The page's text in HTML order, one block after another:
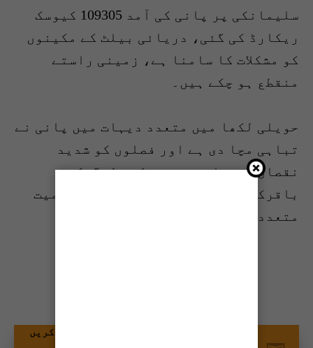
سلیمانکی پر پانی کی آمد 109305 کیوسک
ریکارڈ کی گئی، دریائی بیلٹ کے مکینوں
کو مشکلات کا سامنا ہے، زمینی راستے
منقطع ہو چکے ہیں۔
حویلی لکھا میں متعدد دیہات میں پانی نے
تباہی مچا دی ہے اور فصلوں کو شدید
نقصان پہنچا ہے، سوجیکی، لنگرکے،
باقرکے مہار، پانامہار، درازکے سمیت
متعدد دیہات زیر آب آ گئے ہیں۔
گوگل نیوز پر ٹائمز آف کراچی کو فالو کریں